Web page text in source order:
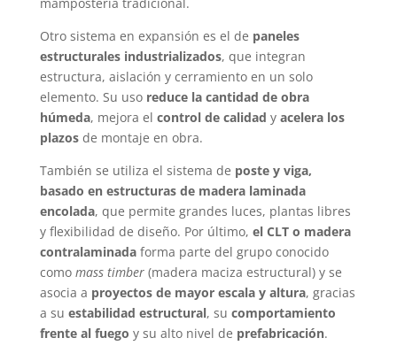
Otro sistema en expansión es el de paneles
estructurales industrializados, que integran
estructura, aislación y cerramiento en un solo
elemento. Su uso reduce la cantidad de obra
húmeda, mejora el control de calidad y acelera los
plazosde montaje en obra.
También se utiliza el sistema de poste y viga,
basado en estructuras de madera laminada
encolada, que permite grandes luces, plantas libres
y flexibilidad de diseño. Por último, el CLT o madera
contralaminadaforma parte del grupo conocido
como mass timber(madera maciza estructural) y se
asocia a proyectos de mayor escala y altura, gracias
a su estabilidad estructural, su comportamiento
frente al fuego y su alto nivel de prefabricación.